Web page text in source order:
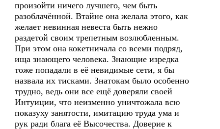
произойти ничего лучшего, чем быть
разоблачённой. Втайне она желала этого, как
желает невинная невеста быть нежно
раздетой своим трепетным возлюбленным.
При этом она кокетничала со всеми подряд,
ища знающего человека. Знающие изредка
тоже попадали в её невидимые сети, я бы
назвала их тисками. Знатокам было особенно
трудно, ведь они все ещё доверяли своей
Интуиции, что неизменно уничтожала всю
показуху занятости, имитацию труда ума и
рук ради блага её Высочества. Доверие к